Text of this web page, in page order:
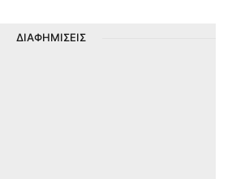
ΔΙΑΦΗΜΙΣΕΙΣ